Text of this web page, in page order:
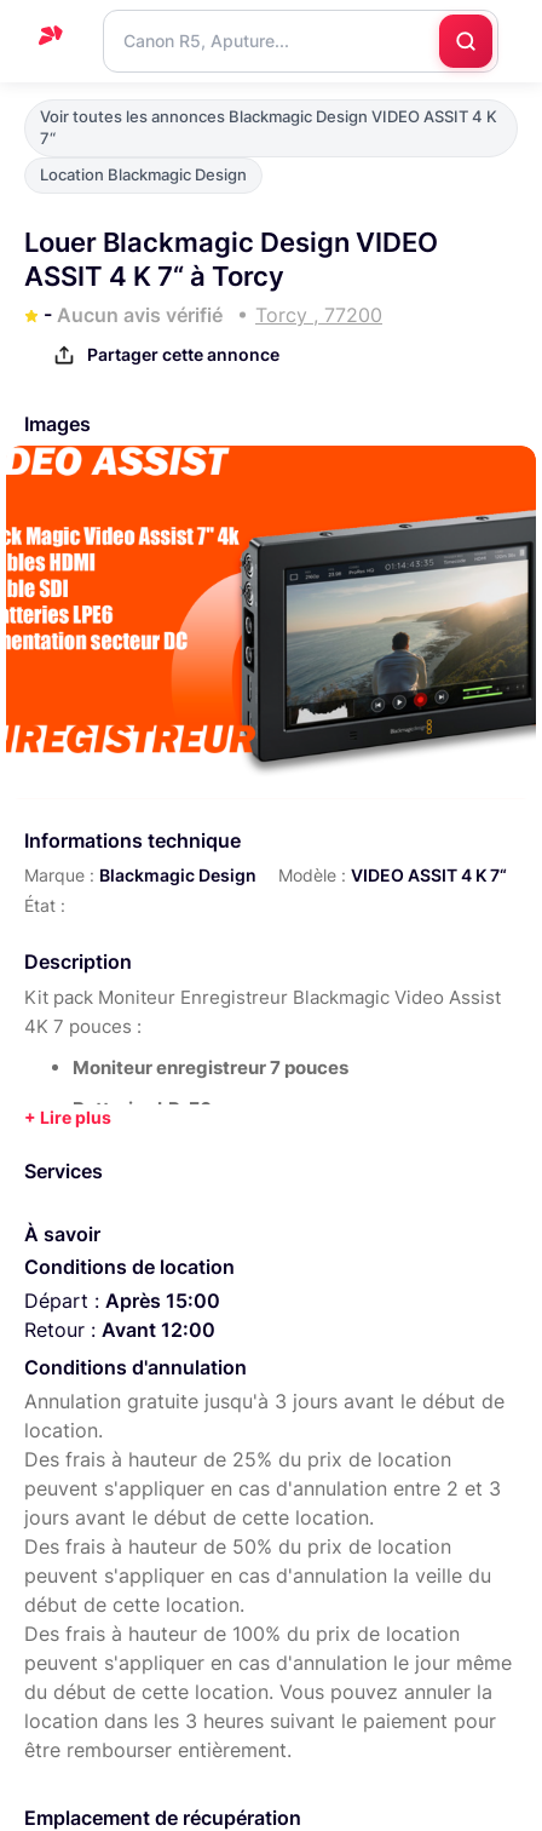
Accueil
Support
Blog
Nous
contacter
Voir toutes les annonces Blackmagic Design VIDEO ASSIT 4 K
7“
Location Blackmagic Design
Louer Blackmagic Design VIDEO
ASSIT 4 K 7“ à Torcy
- Aucun avis vérifié Torcy , 77200
Partager cette annonce
Images
Informations technique
Marque : Blackmagic Design Modèle : VIDEO ASSIT 4 K 7“
État :
Description
Kit pack Moniteur Enregistreur Blackmagic Video Assist
4K 7 pouces :
Moniteur enregistreur 7 pouces
Batteries LP-E6
1x cable SDI
Chargeur de batteries
Alimentation secteur
Services
À savoir
Conditions de location
Départ : Après 15:00
Retour : Avant 12:00
Conditions d'annulation
Annulation gratuite jusqu'à 3 jours avant le début de
location.
Des frais à hauteur de 25% du prix de location
peuvent s'appliquer en cas d'annulation entre 2 et 3
jours avant le début de cette location.
Des frais à hauteur de 50% du prix de location
peuvent s'appliquer en cas d'annulation la veille du
début de cette location.
Des frais à hauteur de 100% du prix de location
peuvent s'appliquer en cas d'annulation le jour même
du début de cette location. Vous pouvez annuler la
location dans les 3 heures suivant le paiement pour
être rembourser entièrement.
Emplacement de récupération